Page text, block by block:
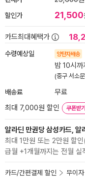
할인가 21,500
카드최대혜택가
수령예상일 양탄자배송
밤 10시까
(중구 서소
배송료
무료
최대 7,000원 할인
쿠폰받기
알라딘 만권당 삼성카드,
최대 1만원 또는 2만원 할
급월 +1개월까지는 전월
카드/간편결제 할인 무이